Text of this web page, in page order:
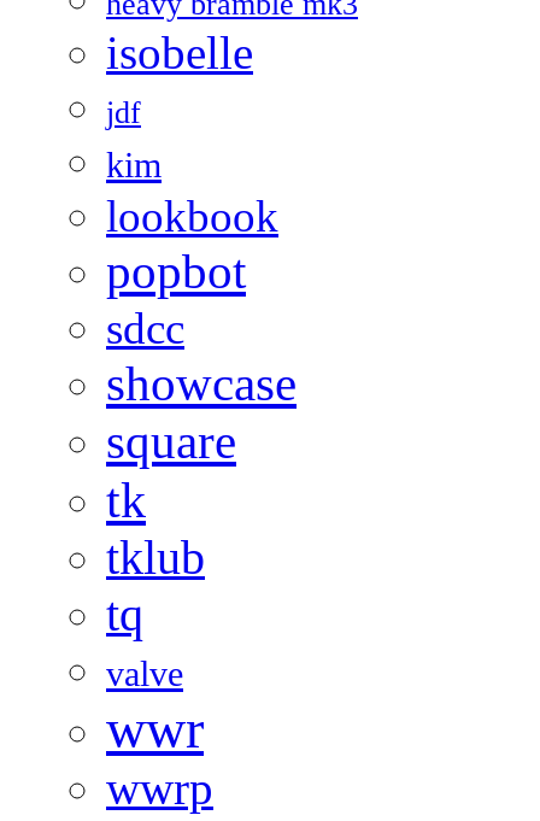
isobelle
jdf
kim
lookbook
popbot
sdcc
showcase
square
tk
tklub
tq
valve
wwr
wwrp